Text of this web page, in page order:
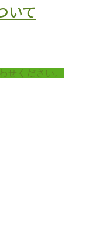
いて
せください。